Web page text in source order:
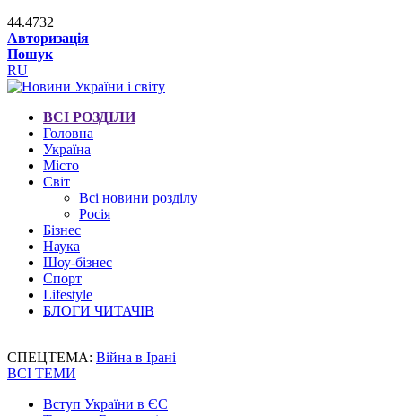
44.4732
Авторизація
Пошук
RU
ВСІ РОЗДІЛИ
Головна
Україна
Місто
Світ
Всі новини розділу
Росія
Бізнес
Наука
Шоу-бізнес
Спорт
Lifestyle
БЛОГИ ЧИТАЧІВ
СПЕЦТЕМА: Війна в Ірані
ВСІ ТЕМИ
Вступ України в ЄС